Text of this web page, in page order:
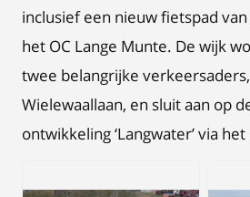
inclusief een nieuw fietspad
het OC Lange Munte. De wijk
twee belangrijke
Wielewaallaan, en sluit aan op
ontwikkeling ‘Langwater’ via